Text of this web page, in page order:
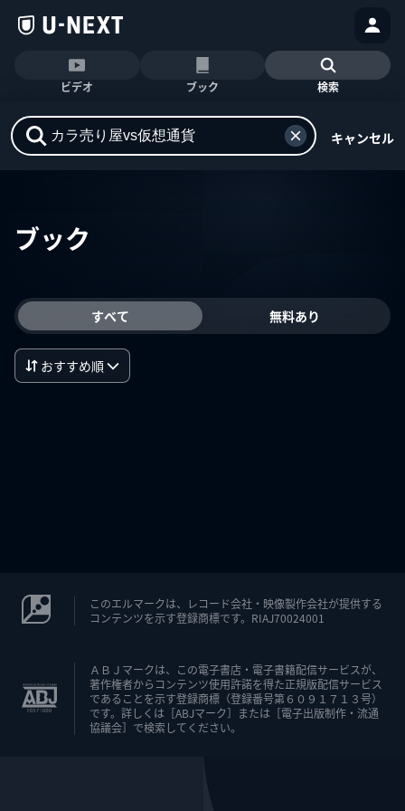
ビデオ ブック 検索
キャンセル
ブック
すべて 無料あり
おすすめ順
このエルマークは、レコード会社・映像製作会社が提供する
コンテンツを示す登録商標です。RIAJ70024001
ＡＢＪマークは、この電子書店・電子書籍配信サービスが、
著作権者からコンテンツ使用許諾を得た正規版配信サービス
であることを示す登録商標（登録番号第６０９１７１３号）
です。詳しくは［ABJマーク］または［電子出版制作・流通
協議会］で検索してください。